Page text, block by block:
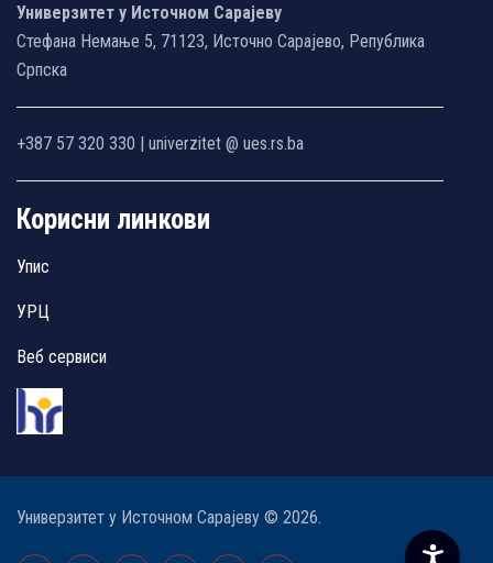
Универзитет у Источном Сарајеву
Стефана Немање 5, 71123, Источно Сарајево, Република
Српска
+387 57 320 330 | univerzitet @ ues.rs.ba
Корисни линкови
Упис
УРЦ
Веб сервиси
Универзитет у Источном Сарајеву © 2026.